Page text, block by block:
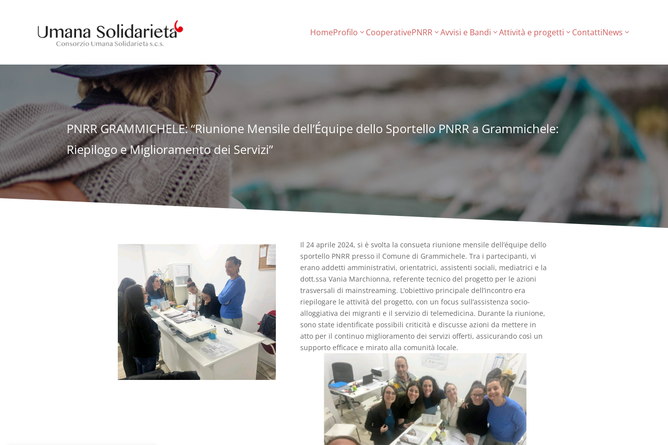
HomeProfilo CooperativePNRR Avvisi e Bandi Attività e progetti ContattiNews
PNRR GRAMMICHELE: “Riunione Mensile dell’Équipe dello Sportello PNRR a Grammichele:
Riepilogo e Miglioramento dei Servizi”
Il 24 aprile 2024, si è svolta la consueta riunione mensile dell’équipe dello
sportello PNRR presso il Comune di Grammichele. Tra i partecipanti, vi
erano addetti amministrativi, orientatrici, assistenti sociali, mediatrici e la
dott.ssa Vania Marchionna, referente tecnico del progetto per le azioni
trasversali di mainstreaming. L’obiettivo principale dell’incontro era
riepilogare le attività del progetto, con un focus sull’assistenza socio-
alloggiativa dei migranti e il servizio di telemedicina. Durante la riunione,
sono state identificate possibili criticità e discusse azioni da mettere in
atto per il continuo miglioramento dei servizi offerti, assicurando così un
supporto efficace e mirato alla comunità locale.